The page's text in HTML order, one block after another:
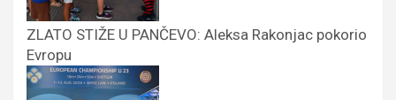
ZLATO STIŽE U PANČEVO: Aleksa Rakonjac pokorio
Evropu